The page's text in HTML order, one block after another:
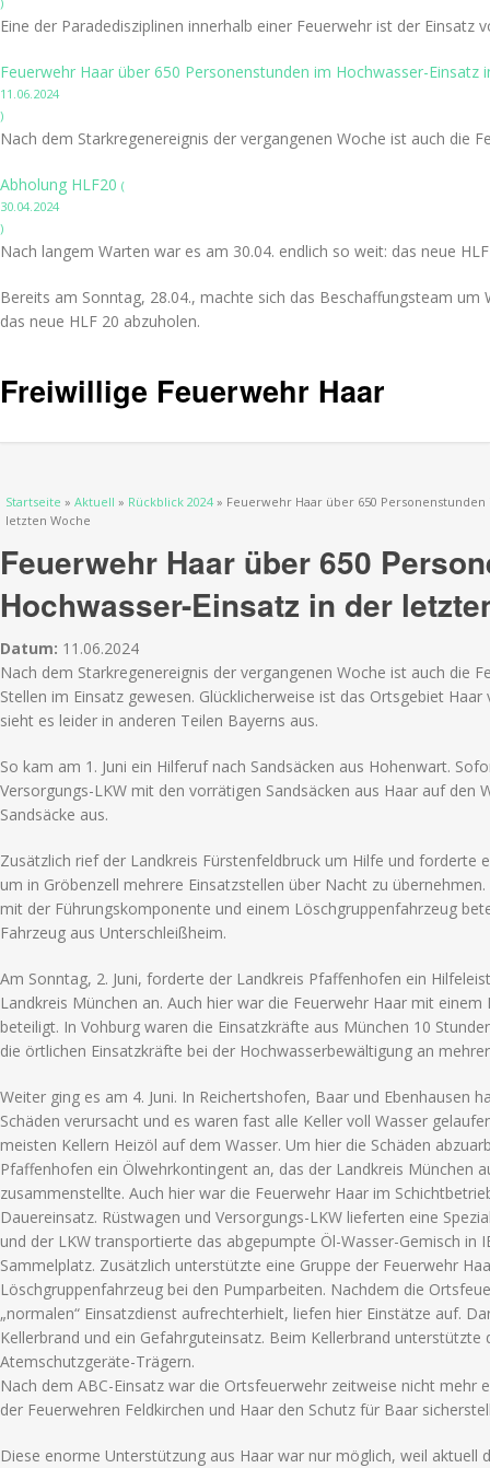
Eine der Paradedisziplinen innerhalb einer Feuerwehr ist der Einsatz
Feuerwehr Haar über 650 Personenstunden im Hochwasser-
11.06.2024
)
Nach dem Starkregenereignis der vergangenen Woche ist auch die
Abholung HLF20 (
30.04.2024
)
Nach langem Warten war es am 30.04. endlich so weit: das neue
Bereits am Sonntag, 28.04., machte sich das Beschaffungsteam
das neue HLF 20 abzuholen.
Freiwillige Feuerwehr Haar
Sie sind hier
Startseite » Aktuell » Rückblick 2024 » Feuerwehr Haar über 650
letzten Woche
Feuerwehr Haar über 650
Hochwasser-Einsatz in der
Datum: 11.06.2024
Nach dem Starkregenereignis der vergangenen Woche ist auch die
Stellen im Einsatz gewesen. Glücklicherweise ist das Ortsgebiet
sieht es leider in anderen Teilen Bayerns aus.
So kam am 1. Juni ein Hilferuf nach Sandsäcken aus Hohenwart.
Versorgungs-LKW mit den vorrätigen Sandsäcken aus Haar auf den
Sandsäcke aus.
Zusätzlich rief der Landkreis Fürstenfeldbruck um Hilfe und forderte
um in Gröbenzell mehrere Einsatzstellen über Nacht zu
mit der Führungskomponente und einem Löschgruppenfahrzeug
Fahrzeug aus Unterschleißheim.
Am Sonntag, 2. Juni, forderte der Landkreis Pfaffenhofen ein
Landkreis München an. Auch hier war die Feuerwehr Haar mit
beteiligt. In Vohburg waren die Einsatzkräfte aus München 10
die örtlichen Einsatzkräfte bei der Hochwasserbewältigung an
Weiter ging es am 4. Juni. In Reichertshofen, Baar und Ebenhausen
Schäden verursacht und es waren fast alle Keller voll Wasser
meisten Kellern Heizöl auf dem Wasser. Um hier die Schäden
Pfaffenhofen ein Ölwehrkontingent an, das der Landkreis München
zusammenstellte. Auch hier war die Feuerwehr Haar im
Dauereinsatz. Rüstwagen und Versorgungs-LKW lieferten eine
und der LKW transportierte das abgepumpte Öl-Wasser-Gemisch in
Sammelplatz. Zusätzlich unterstützte eine Gruppe der Feuerwehr
Löschgruppenfahrzeug bei den Pumparbeiten. Nachdem die
„normalen“ Einsatzdienst aufrechterhielt, liefen hier Einstätze auf.
Kellerbrand und ein Gefahrguteinsatz. Beim Kellerbrand unterstützte
Atemschutzgeräte-Trägern.
Nach dem ABC-Einsatz war die Ortsfeuerwehr zeitweise nicht mehr
der Feuerwehren Feldkirchen und Haar den Schutz für Baar
Diese enorme Unterstützung aus Haar war nur möglich, weil aktuell